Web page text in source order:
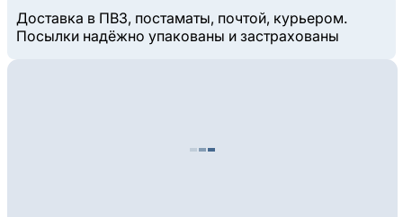
Доставка в ПВЗ, постаматы, почтой, курьером.
Посылки надёжно упакованы и застрахованы